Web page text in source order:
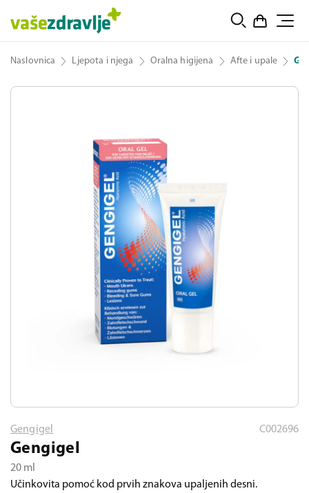
Naslovnica Ljepota i njega Oralna higijena Afte i upale
Gengigel C002696
Gengigel
20 ml
Učinkovita pomoć kod prvih znakova upaljenih desni.